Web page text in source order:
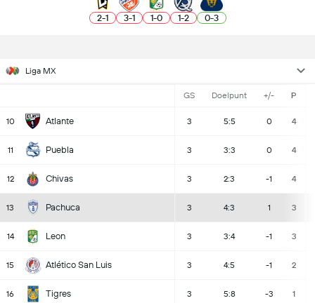
2-1 3-1 1-0 1-2 0-3
Liga MX
GS Doelpunt +/- P
10 Atlante 3 5:5 0 4
11 Puebla 3 3:3 0 4
12 Chivas 3 2:3 -1 4
13 Pachuca 3 4:3 1 3
14 Leon 3 3:4 -1 3
15 Atlético San Luis 3 4:5 -1 2
16 Tigres 3 5:8 -3 1